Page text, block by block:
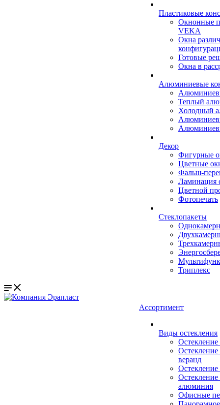
Пластиковые
Окнонные
VEKA
Окна
Готовые
Окна в
Алюминиевые
Теплый
Холодный
Декор
Фигурные
Цветные
Фальш-
Ламинация
Цветной
Фотопечать
Стеклопакеты
Триплекс
Ассортимент
Виды остекления
Остекление
Остекление
веранд
Остекление
Остекление
алюминия
Офисные